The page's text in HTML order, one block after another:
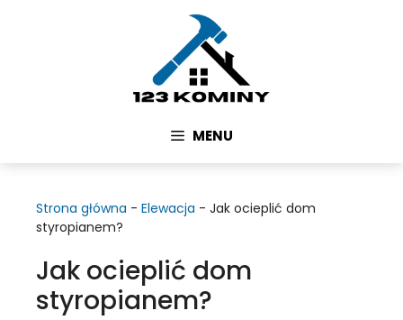
MENU
Strona główna - Elewacja - Jak ocieplić dom
styropianem?
Jak ocieplić dom
styropianem?